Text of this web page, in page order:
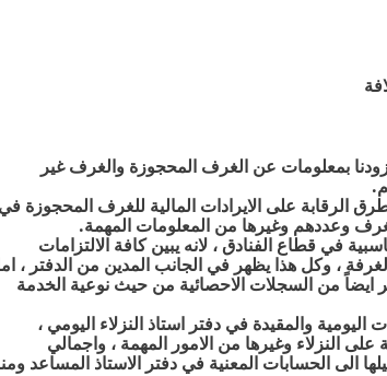
بمعلومات عن الغرف المحجوزة والغرف غير
.
الرقابة على الايرادات المالية للغرف المحجوزة في
وعددهم وغيرها من المعلومات المهمة.
في قطاع الفنادق ، لانه يبين كافة الالتزامات
، وكل هذا يظهر في الجانب المدين من الدفتر ،
ايضاً من السجلات الاحصائية من حيث نوعية الخدمة
والمقيدة في دفتر استاذ النزلاء اليومي ،
النزلاء وغيرها من الامور المهمة ، واجمالي
الى الحسابات المعنية في دفتر الاستاذ المساعد